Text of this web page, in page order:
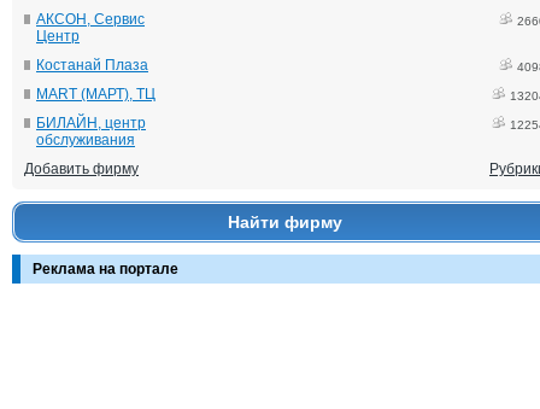
АКСОН, Сервис
Центр
Костанай Плаза
MART (МАРТ), ТЦ
БИЛАЙН, центр
обслуживания
Добавить фирму
Найти фирму
Реклама на портале